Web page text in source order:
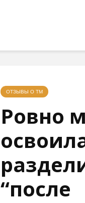
ОТЗЫВЫ О ТМ
Ровно
“после